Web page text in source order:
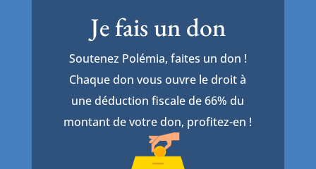
Je fais un don
Soutenez Polémia, faites un don !
Chaque don vous ouvre le droit à
une déduction fiscale de 66% du
montant de votre don, profitez-en !